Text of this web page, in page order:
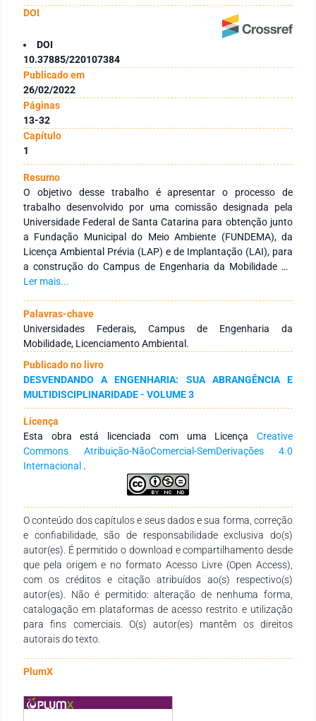
DOI
DOI
10.37885/220107384
Publicado em
26/02/2022
Páginas
13-32
Capítulo
1
Resumo
O objetivo desse trabalho é apresentar o processo de
trabalho desenvolvido por uma comissão designada pela
Universidade Federal de Santa Catarina para obtenção junto
a Fundação Municipal do Meio Ambiente (FUNDEMA), da
Licença Ambiental Prévia (LAP) e de Implantação (LAI), para
a construção do Campus de Engenharia da Mobilidade da
UFSC em um terreno com área física de 1.181.190,07 m²,
Município de Joinville, na região norte do Estado de Santa
Catarina. O Reitor da UFSC constituiu comissão de
coordenação das atividades e a partir da sua instalação,
encaminhou o ofício à FUNDEMA, para solicitação de
abertura oficial de processo de licenciamento ambiental.
Dado a falta de clareza da legislação quanto à especificação
de informações para Licenciamento Ambiental de um
empreendimento tipo Campus Universitário a comissão
apresentou à FUNDEMA um Termo de Referência para
elaboração de estudo ambiental simplificado – EAS, que foi
aprovado. Para o desenvolvimento do EAS se constituiu 7
(sete) Grupos de Trabalho, englobando os seguintes temas
principais: Coordenação Geral e Técnica; Estudo da geologia,
Flora; Estudo de Fauna; Estudo socioeconômico; e Estudo de
arqueologia. Enquanto se desenvolviam as atividades de
campo, foram realizadas reuniões técnicas de orientação das
atividades, conduzidas pela coordenação do EAS, na UFSC.
Objetivou-se fazer os ajustes dos requisitos e necessidades
presentes nos respectivos estudos de diagnóstico, que
deveriam ser focados por cada grupo de trabalho. Foi
também realizada uma série de reuniões técnicas com a
FUNDEMA. Após 6 meses de trabalho, em agosto de 2010 foi
alternativas que permitiram a estruturação do EAS, e a
compensação ambiental e monitoramento, em 08 de Outubro
de 2010, foram emitidas a Licença Ambiental de Instalação
Ler mais...
Palavras-chave
Universidades Federais, Campus de Engenharia da
Mobilidade, Licenciamento Ambiental.
Publicado no livro
DESVENDANDO A ENGENHARIA: SUA ABRANGÊNCIA E
MULTIDISCIPLINARIDADE - VOLUME 3
Licença
Esta obra está licenciada com uma Licença Creative
Commons Atribuição-NãoComercial-SemDerivações 4.0
Internacional .
O conteúdo dos capítulos e seus dados e sua forma, correção
e confiabilidade, são de responsabilidade exclusiva do(s)
autor(es). É permitido o download e compartilhamento desde
que pela origem e no formato Acesso Livre (Open Access),
com os créditos e citação atribuídos ao(s) respectivo(s)
autor(es). Não é permitido: alteração de nenhuma forma,
catalogação em plataformas de acesso restrito e utilização
para fins comerciais. O(s) autor(es) mantêm os direitos
autorais do texto.
PlumX